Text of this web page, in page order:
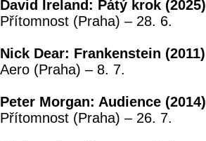
David Ireland: Pátý krok (2025)
Přítomnost (Praha) – 28. 6.
Nick Dear: Frankenstein (2011)
Aero (Praha) – 8. 7.
Peter Morgan: Audience (2014)
Přítomnost (Praha) – 26. 7.